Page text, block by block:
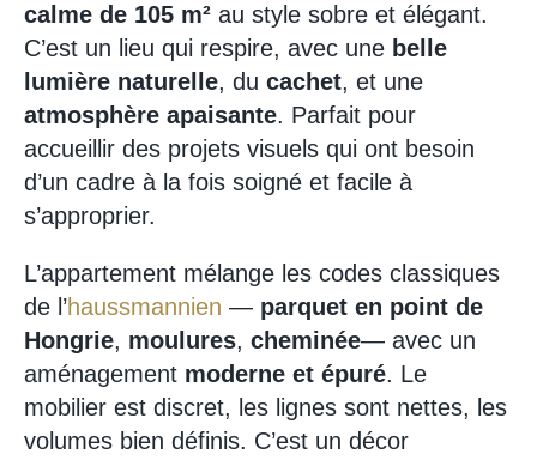
calme de 105 m² au style sobre et élégant.
C’est un lieu qui respire, avec une belle
lumière naturelle, du cachet, et une
atmosphère apaisante. Parfait pour
accueillir des projets visuels qui ont besoin
d’un cadre à la fois soigné et facile à
s’approprier.
L’appartement mélange les codes classiques
de l’haussmannien — parquet en point de
Hongrie, moulures, cheminée— avec un
aménagement moderne et épuré. Le
mobilier est discret, les lignes sont nettes, les
volumes bien définis. C’est un décor